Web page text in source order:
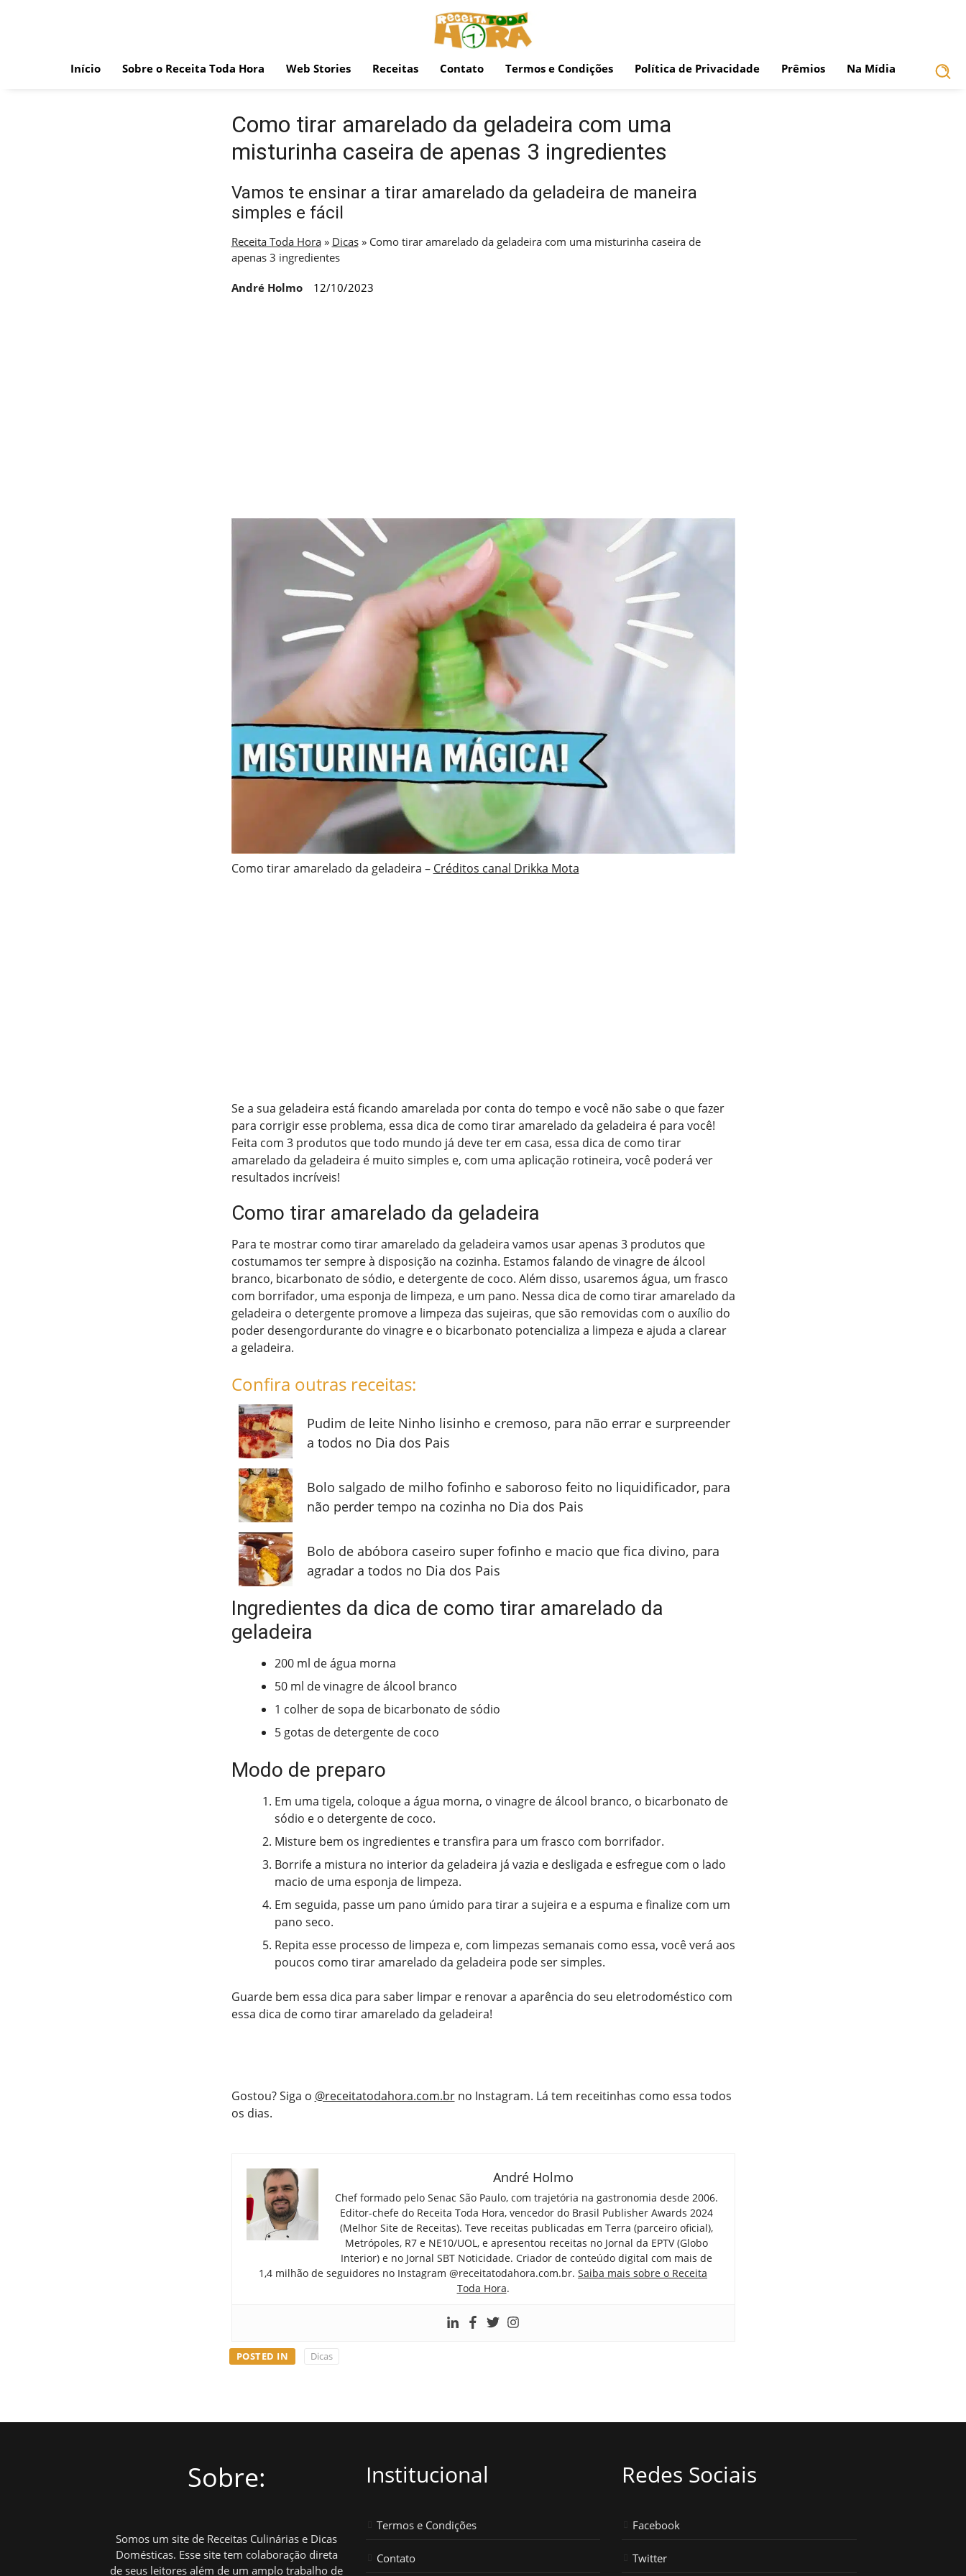
Início Sobre o Receita Toda Hora Web Stories Receitas Contato Termos e Condições Política de Privacidade Prêmios Na Mídia
Como tirar amarelado da geladeira com uma
misturinha caseira de apenas 3 ingredientes
Vamos te ensinar a tirar amarelado da geladeira de maneira
simples e fácil
Receita Toda Hora» Dicas» Como tirar amarelado da geladeira com uma misturinha caseira de
apenas 3 ingredientes
André Holmo 12/10/2023
Como tirar amarelado da geladeira – Créditos canal Drikka Mota
Se a sua geladeira está ficando amarelada por conta do tempo e você não sabe o que fazer
para corrigir esse problema, essa dica de como tirar amarelado da geladeira é para você!
Feita com 3 produtos que todo mundo já deve ter em casa, essa dica de como tirar
amarelado da geladeira é muito simples e, com uma aplicação rotineira, você poderá ver
resultados incríveis!
Como tirar amarelado da geladeira
Para te mostrar como tirar amarelado da geladeira vamos usar apenas 3 produtos que
costumamos ter sempre à disposição na cozinha. Estamos falando de vinagre de álcool
branco, bicarbonato de sódio, e detergente de coco. Além disso, usaremos água, um frasco
com borrifador, uma esponja de limpeza, e um pano. Nessa dica de como tirar amarelado da
geladeira o detergente promove a limpeza das sujeiras, que são removidas com o auxílio do
poder desengordurante do vinagre e o bicarbonato potencializa a limpeza e ajuda a clarear
a geladeira.
Confira outras receitas:
Pudim de leite Ninho lisinho e cremoso, para não errar e surpreender
a todos no Dia dos Pais
Bolo salgado de milho fofinho e saboroso feito no liquidificador, para
não perder tempo na cozinha no Dia dos Pais
Bolo de abóbora caseiro super fofinho e macio que fica divino, para
agradar a todos no Dia dos Pais
Ingredientes da dica de como tirar amarelado da
geladeira
200 ml de água morna
50 ml de vinagre de álcool branco
1 colher de sopa de bicarbonato de sódio
5 gotas de detergente de coco
Modo de preparo
Em uma tigela, coloque a água morna, o vinagre de álcool branco, o bicarbonato de
sódio e o detergente de coco.
Misture bem os ingredientes e transfira para um frasco com borrifador.
Borrife a mistura no interior da geladeira já vazia e desligada e esfregue com o lado
macio de uma esponja de limpeza.
Em seguida, passe um pano úmido para tirar a sujeira e a espuma e finalize com um
pano seco.
Repita esse processo de limpeza e, com limpezas semanais como essa, você verá aos
poucos como tirar amarelado da geladeira pode ser simples.
Guarde bem essa dica para saber limpar e renovar a aparência do seu eletrodoméstico com
essa dica de como tirar amarelado da geladeira!
Gostou? Siga o @receitatodahora.com.brno Instagram. Lá tem receitinhas como essa todos
os dias.
André Holmo
Chef formado pelo Senac São Paulo, com trajetória na gastronomia desde 2006.
Editor-chefe do Receita Toda Hora, vencedor do Brasil Publisher Awards 2024
(Melhor Site de Receitas). Teve receitas publicadas em Terra (parceiro oficial),
Metrópoles, R7 e NE10/UOL, e apresentou receitas no Jornal da EPTV (Globo
Interior) e no Jornal SBT Noticidade. Criador de conteúdo digital com mais de
1,4 milhão de seguidores no Instagram @receitatodahora.com.br. Saiba mais sobre o Receita
Toda Hora.
POSTED IN Dicas
Sobre:
Somos um site de Receitas Culinárias e Dicas
Domésticas. Esse site tem colaboração direta
de seus leitores além de um amplo trabalho de
Institucional
Termos e Condições
Contato
Redes Sociais
Facebook
Twitter